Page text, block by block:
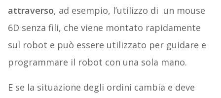
attraverso, ad esempio, l’utilizzo di un mouse
6D senza fili, che viene montato rapidamente
sul robot e può essere utilizzato per guidare e
programmare il robot con una sola mano.
E se la situazione degli ordini cambia e deve